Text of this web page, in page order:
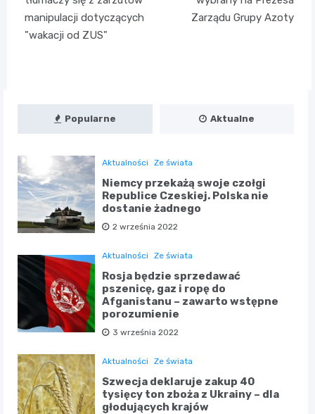
manipulacji dotyczących
"wakacji od ZUS"
Zarządu Grupy Azoty
Popularne Aktualne
Aktualności Ze świata
Niemcy przekażą swoje czołgi
Republice Czeskiej. Polska nie
dostanie żadnego
2 września 2022
Aktualności Ze świata
Rosja będzie sprzedawać
pszenicę, gaz i ropę do
Afganistanu – zawarto wstępne
porozumienie
3 września 2022
Aktualności Ze świata
Szwecja deklaruje zakup 40
tysięcy ton zboża z Ukrainy – dla
głodujących krajów